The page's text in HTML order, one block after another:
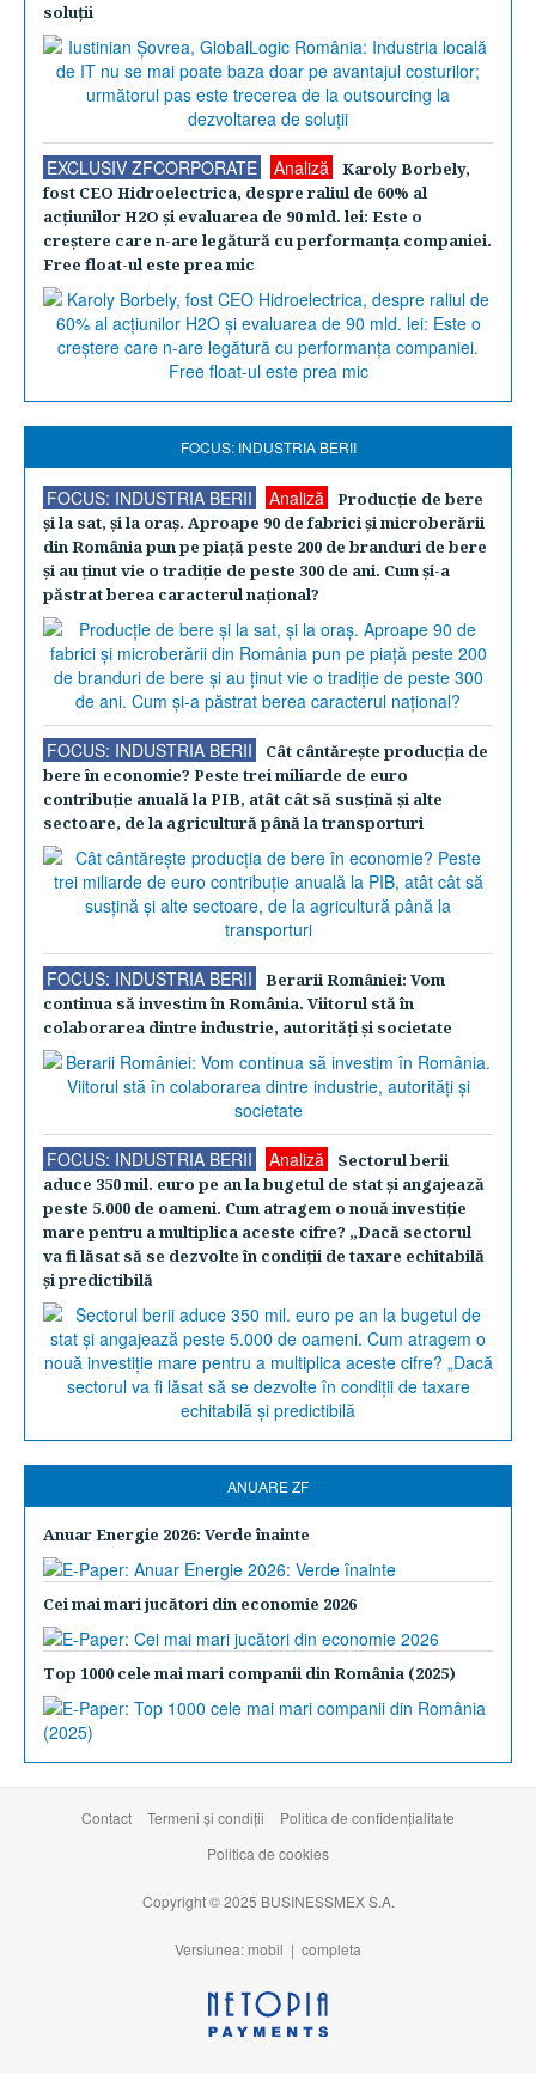
soluţii
EXCLUSIV ZFCORPORATE Analiză
Karoly Borbely,
fost CEO Hidroelectrica, despre raliul de 60% al
acţiunilor H2O şi evaluarea de 90 mld. lei: Este o
creştere care n-are legătură cu performanţa companiei.
Free float-ul este prea mic
FOCUS: INDUSTRIA BERII
FOCUS: INDUSTRIA BERII Analiză
Producţie de bere
şi la sat, şi la oraş. Aproape 90 de fabrici şi microberării
din România pun pe piaţă peste 200 de branduri de bere
şi au ţinut vie o tradiţie de peste 300 de ani. Cum şi-a
păstrat berea caracterul naţional?
FOCUS: INDUSTRIA BERII
Cât cântăreşte producţia de
bere în economie? Peste trei miliarde de euro
contribuţie anuală la PIB, atât cât să susţină şi alte
sectoare, de la agricultură până la transporturi
FOCUS: INDUSTRIA BERII
Berarii României: Vom
continua să investim în România. Viitorul stă în
colaborarea dintre industrie, autorităţi şi societate
FOCUS: INDUSTRIA BERII Analiză
Sectorul berii
aduce 350 mil. euro pe an la bugetul de stat şi angajează
peste 5.000 de oameni. Cum atragem o nouă investiţie
mare pentru a multiplica aceste cifre? „Dacă sectorul
va fi lăsat să se dezvolte în condiţii de taxare echitabilă
şi predictibilă
ANUARE ZF
Anuar Energie 2026: Verde înainte
Cei mai mari jucători din economie 2026
Top 1000 cele mai mari companii din România (2025)
Contact Termeni şi condiţii
Politica de confidențialitate
Politica de cookies
Copyright © 2025 BUSINESSMEX S.A.
Versiunea: mobil | completa